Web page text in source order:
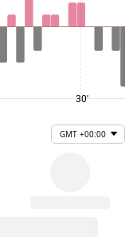
30'
GMT +00:00